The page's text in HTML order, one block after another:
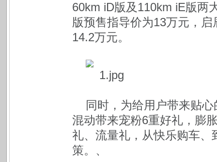
60km iD版及110km iE版两
版预售指导价为13万元， 启
14.2万元。
同时，为给用户带来贴
混动带来宠粉6重好礼，膨
礼、流量礼，从快乐购车
策。、